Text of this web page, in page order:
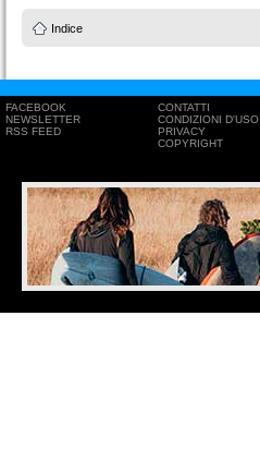
Indice
FACEBOOK
NEWSLETTER
RSS FEED
CONTATTI
CONDIZIONI D'USO
PRIVACY
COPYRIGHT